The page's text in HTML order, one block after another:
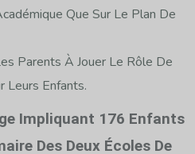
Que Sur Le Plan De
Parents À Jouer Le Rôle De
Leurs Enfants.
Impliquant 176 Enfants
Des Deux Écoles De